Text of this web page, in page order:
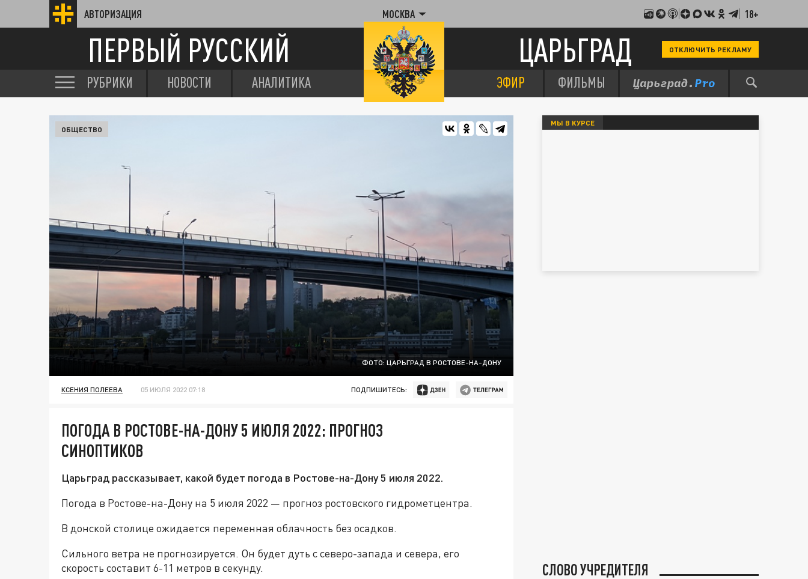
АВТОРИЗАЦИЯ МОСКВА 18+
ПЕРВЫЙ РУССКИЙ ЦАРЬГРАД ОТКЛЮЧИТЬ РЕКЛАМУ
РУБРИКИ НОВОСТИ АНАЛИТИКА ЭФИР ФИЛЬМЫ
ФОТО: ЦАРЬГРАД В РОСТОВЕ-НА-ДОНУ
ОБЩЕСТВО
КСЕНИЯ ПОЛЕЕВА 05 ИЮЛЯ 2022 07:18 ПОДПИШИТЕСЬ:
ПОГОДА В РОСТОВЕ-НА-ДОНУ 5 ИЮЛЯ 2022: ПРОГНОЗ
СИНОПТИКОВ
Царьград рассказывает, какой будет погода в Ростове-на-Дону 5 июля 2022.
Погода в Ростове-на-Дону на 5 июля 2022 — прогноз ростовского гидрометцентра.
В донской столице ожидается переменная облачность без осадков.
Сильного ветра не прогнозируется. Он будет дуть с северо-запада и севера, его
скорость составит 6-11 метров в секунду.
МЫ В КУРСЕ
СЛОВО УЧРЕДИТЕЛЯ